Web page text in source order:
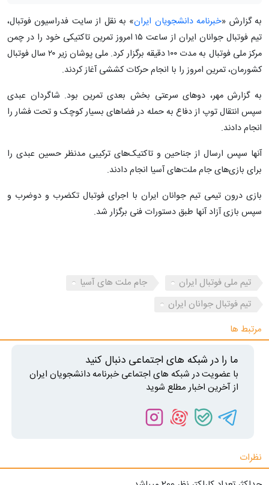
به گزارش «خبرنامه دانشجویان ایران» به نقل از سایت فدراسیون فوتبال،
تیم فوتبال جوانان ایران از ساعت ۱۵ امروز تمرین تاکتیکی خود را در چمن
مرکز ملی فوتبال به مدت ۱۰۰ دقیقه برگزار کرد. ملی پوشان زیر ۲۰ سال فوتبال
کشورمان، تمرین امروز را با انجام حرکات کششی آغاز کردند.
به گزارش مهر، دو‌های سرعتی بخش بعدی تمرین بود. شاگردان عبدی
سپس انتقال توپ از دفاع به حمله در فضا‌های بسیار کوچک و تحت فشار را
انجام دادند.
آنها سپس ارسال از جناحین و تاکتیک‌های ترکیبی مدنظر حسین عبدی را
برای بازی‌های جام ملت‌های آسیا انجام دادند.
بازی درون تیمی تیم جوانان ایران با اجرای فوتبال تکضرب و دوضرب و
سپس بازی آزاد آنها طبق دستورات فنی برگزار شد.
تیم ملی فوتبال ایران
جام ملت های آسیا
تیم فوتبال جوانان ایران
مرتبط ها
ما را در شبکه های اجتماعی دنبال کنید
با عضویت در شبکه های اجتماعی خبرنامه دانشجویان ایران
از آخرین اخبار مطلع شوید
نظرات